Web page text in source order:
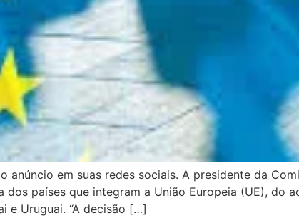
anúncio em suas redes sociais. A presidente da
países que integram a União Europeia (UE), do
e Uruguai. “A decisão […]